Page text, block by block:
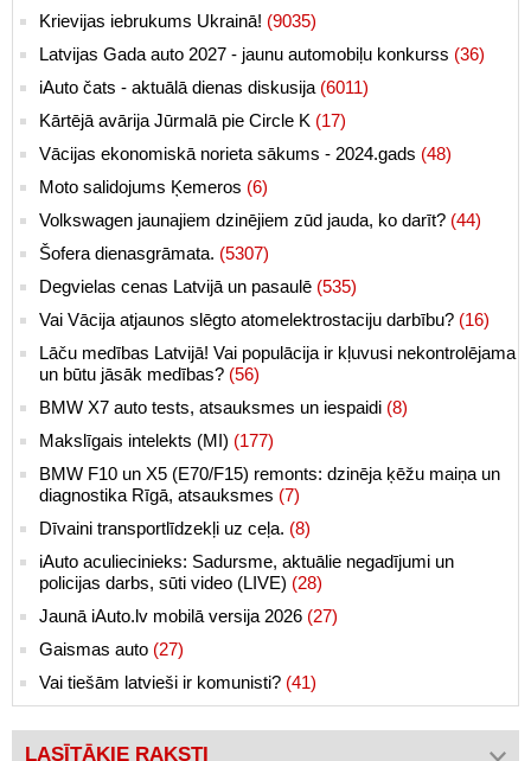
Krievijas iebrukums Ukrainā! (9035)
Latvijas Gada auto 2027 - jaunu automobiļu konkurss (36)
iAuto čats - aktuālā dienas diskusija (6011)
Kārtējā avārija Jūrmalā pie Circle K (17)
Vācijas ekonomiskā norieta sākums - 2024.gads (48)
Moto salidojums Ķemeros (6)
Volkswagen jaunajiem dzinējiem zūd jauda, ko darīt? (44)
Šofera dienasgrāmata. (5307)
Degvielas cenas Latvijā un pasaulē (535)
Vai Vācija atjaunos slēgto atomelektrostaciju darbību? (16)
Lāču medības Latvijā! Vai populācija ir kļuvusi nekontrolējama
un būtu jāsāk medības? (56)
BMW X7 auto tests, atsauksmes un iespaidi (8)
Makslīgais intelekts (MI) (177)
BMW F10 un X5 (E70/F15) remonts: dzinēja ķēžu maiņa un
diagnostika Rīgā, atsauksmes (7)
Dīvaini transportlīdzekļi uz ceļa. (8)
iAuto aculiecinieks: Sadursme, aktuālie negadījumi un
policijas darbs, sūti video (LIVE) (28)
Jaunā iAuto.lv mobilā versija 2026 (27)
Gaismas auto (27)
Vai tiešām latvieši ir komunisti? (41)
LASĪTĀKIE RAKSTI